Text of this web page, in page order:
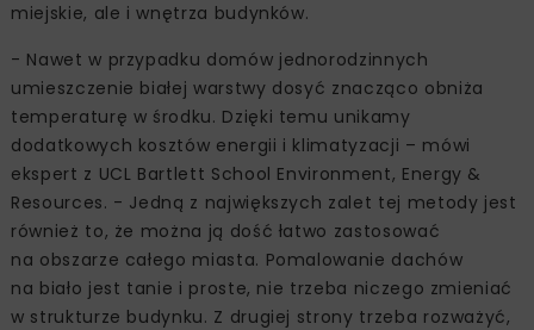
miejskie, ale i wnętrza budynków.
- Nawet w przypadku domów jednorodzinnych
umieszczenie białej warstwy dosyć znacząco obniża
temperaturę w środku. Dzięki temu unikamy
dodatkowych kosztów energii i klimatyzacji – mówi
ekspert z UCL Bartlett School Environment, Energy &
Resources. - Jedną z największych zalet tej metody jest
również to, że można ją dość łatwo zastosować
na obszarze całego miasta. Pomalowanie dachów
na biało jest tanie i proste, nie trzeba niczego zmieniać
w strukturze budynku. Z drugiej strony trzeba rozważyć,